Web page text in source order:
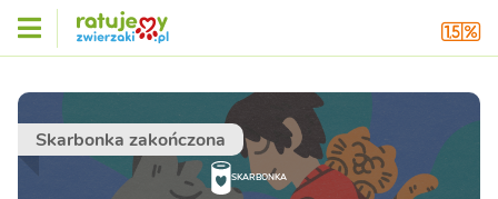
Skarbonka zakończona
SKARBONKA